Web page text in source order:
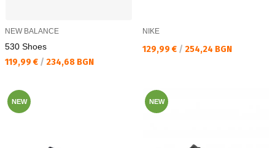
NEW BALANCE
530 Shoes
Текуща цена:
119,99 € / 234,68 BGN
NIKE
Текуща цена:
129,99 € / 254,24 BGN
NEW NEW